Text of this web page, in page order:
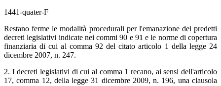
1441-quater-F
Restano ferme le modalità procedurali per l'emanazione dei predetti
decreti legislativi indicate nei commi 90 e 91 e le norme di copertura
finanziaria di cui al comma 92 del citato articolo 1 della legge 24
dicembre 2007, n. 247.
2. I decreti legislativi di cui al comma 1 recano, ai sensi dell'articolo
17, comma 12, della legge 31 dicembre 2009, n. 196, una clausola